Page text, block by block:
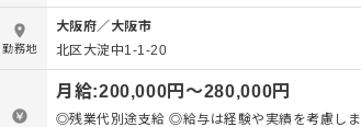
ューの考案に携わることも可能。自由な発想から
まれる新作を期待しています。よりよいお店づく
のためのオペレーション改善や構築についてのア
デアも大歓迎です。 【具体的には…】 ・仕込みや
盛り付けなどカンタンな調理からスタート ・全体
の流れを学んで調理全般を担当 ・仕入れや在庫管
勤務地
大阪府／ 大阪市
北区大淀中1-1-20
月給:200,000円〜280,000円
◎残業代別途支給 ◎給与は経験や実績を考慮しま